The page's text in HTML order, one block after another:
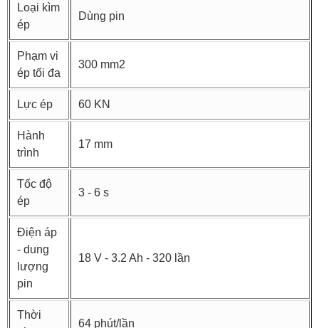
Loại kìm
ép
Dùng pin
Phạm vi
ép tối đa
300 mm2
Lực ép 60 KN
Hành
trình
17 mm
Tốc độ
ép
3 - 6 s
Điện áp
- dung
lượng
pin
18 V - 3.2 Ah - 320 lần
Thời
64 phút/lần